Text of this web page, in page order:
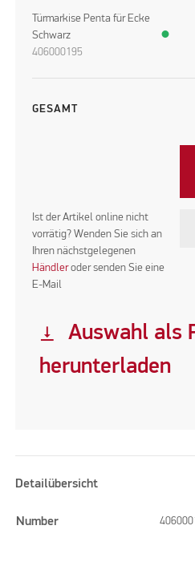
Türmarkise Penta für Ecke
Schwarz
406000195
●
GESAMT
Ist der Artikel online nicht
vorrätig? Wenden Sie sich an
Ihren nächstgelegenen
Händleroder senden Sie eine
E-Mail
vertical_align_bottom
Auswahl als
herunterladen
Detailübersicht
Number